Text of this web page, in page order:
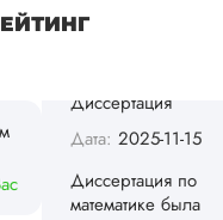
вкратце описали
проблемы, потом
исследования,
чего провели все
так, как указано в
индивидуа...